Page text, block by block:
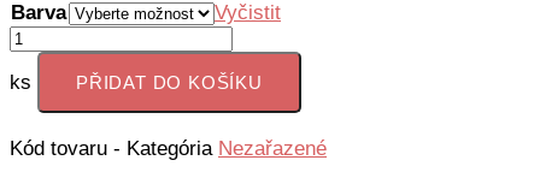
Barva
Vyčistit
09137
množství
ks
PŘIDAT DO KOŠÍKU
Kód tovaru - Kategória Nezařazené